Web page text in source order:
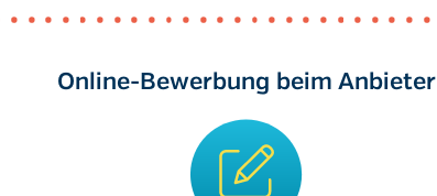
Online-Bewerbung beim Anbieter